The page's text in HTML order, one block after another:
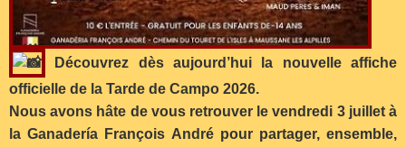
Découvrez dès aujourd’hui la nouvelle affiche
officielle de la Tarde de Campo 2026.
Nous avons hâte de vous retrouver le vendredi 3 juillet à
la Ganadería François André pour partager, ensemble,